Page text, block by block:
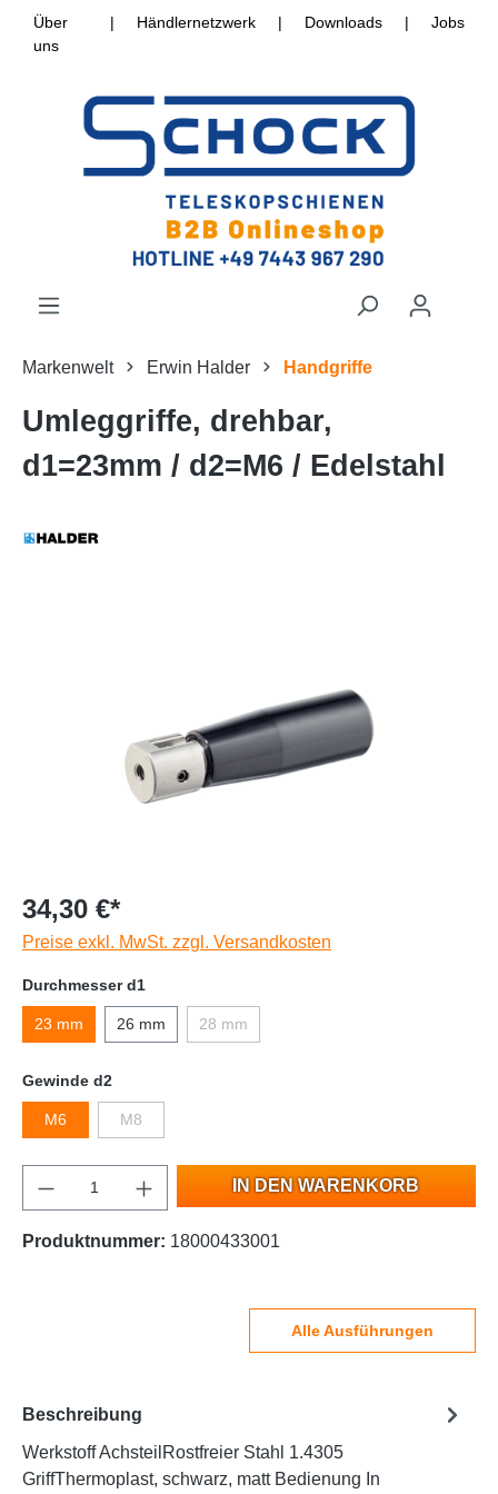
Über
uns
| Händlernetzwerk | Downloads | Jobs
Markenwelt Erwin Halder Handgriffe
Umleggriffe, drehbar,
d1=23mm / d2=M6 / Edelstahl
34,30 €*
Preise exkl. MwSt. zzgl. Versandkosten
Durchmesser d1
23 mm 26 mm 28 mm
Gewinde d2
M6 M8
IN DEN WARENKORB
Produktnummer: 18000433001
Alle Ausführungen
Beschreibung
Werkstoff AchsteilRostfreier Stahl 1.4305
GriffThermoplast, schwarz, matt Bedienung In